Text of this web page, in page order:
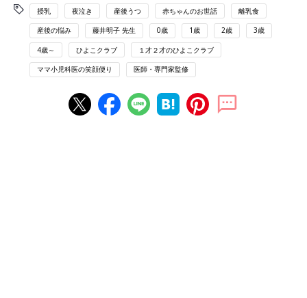
授乳 夜泣き 産後うつ 赤ちゃんのお世話 離乳食
産後の悩み 藤井明子 先生 0歳 1歳 2歳 3歳
4歳～ ひよこクラブ １才２才のひよこクラブ
ママ小児科医の笑顔便り 医師・専門家監修